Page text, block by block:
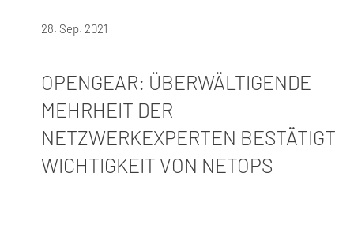
28. Sep. 2021
OPENGEAR: ÜBERWÄLTIGENDE
MEHRHEIT DER
NETZWERKEXPERTEN BESTÄTIGT
WICHTIGKEIT VON NETOPS